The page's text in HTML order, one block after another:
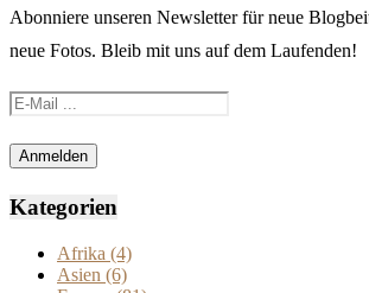
Abonniere unseren Newsletter für neue
neue Fotos. Bleib mit uns auf dem Laufenden!
Kategorien
Afrika (4)
Asien (6)